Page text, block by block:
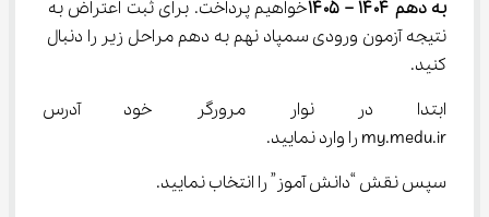
به دهم ۱۴۰۴ – ۱۴۰۵
خواهیم پرداخت. برای ثبت اعتراض به
نتیجه آزمون ورودی سمپاد نهم به دهم مراحل زیر را دنبال
کنید.
ابتدا در نوار مرورگر خود آدرس
my.medu.ir را وارد نمایید.
سپس نقش “دانش آموز” را انتخاب نمایید.